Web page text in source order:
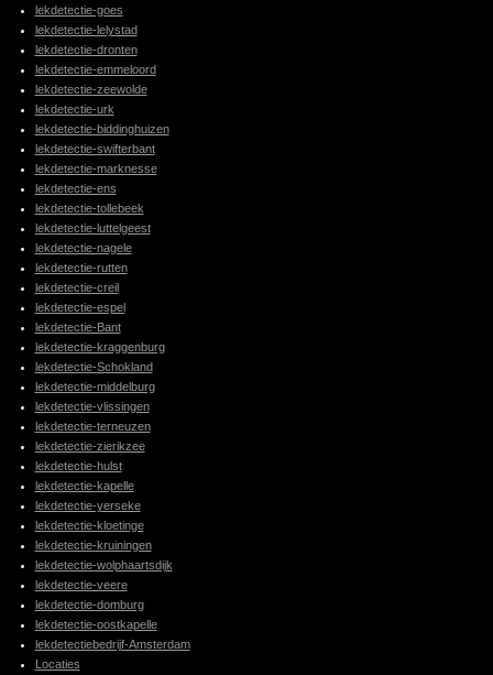
lekdetectie-goes
lekdetectie-lelystad
lekdetectie-dronten
lekdetectie-emmeloord
lekdetectie-zeewolde
lekdetectie-urk
lekdetectie-biddinghuizen
lekdetectie-swifterbant
lekdetectie-marknesse
lekdetectie-ens
lekdetectie-tollebeek
lekdetectie-luttelgeest
lekdetectie-nagele
lekdetectie-rutten
lekdetectie-creil
lekdetectie-espel
lekdetectie-Bant
lekdetectie-kraggenburg
lekdetectie-Schokland
lekdetectie-middelburg
lekdetectie-vlissingen
lekdetectie-terneuzen
lekdetectie-zierikzee
lekdetectie-hulst
lekdetectie-kapelle
lekdetectie-yerseke
lekdetectie-kloetinge
lekdetectie-kruiningen
lekdetectie-wolphaartsdijk
lekdetectie-veere
lekdetectie-domburg
lekdetectie-oostkapelle
lekdetectiebedrijf-Amsterdam
Locaties